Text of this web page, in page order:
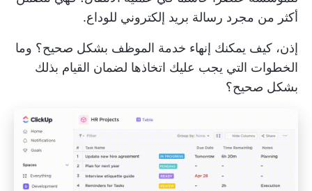
أكثر من مجرد رسالة بريد إلكتروني للوداع.
إذن، كيف يمكنك إنهاء خدمة الموظف بشكل صحيح؟ وما
الخطوات التي يجب عليك اتخاذها لضمان القيام بذلك
بشكل صحيح؟